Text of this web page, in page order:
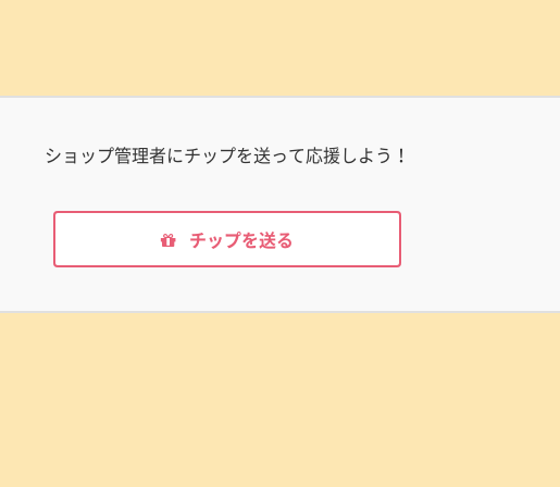
ショップ管理者にチップを送って応援しよう！
チップを送る